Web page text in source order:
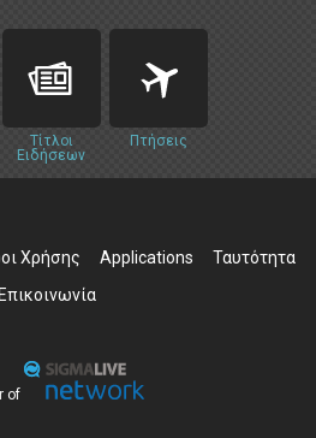
Τίτλοι
Ειδήσεων
Πτήσεις
Χρήσης Applications
Ταυτότητα
of